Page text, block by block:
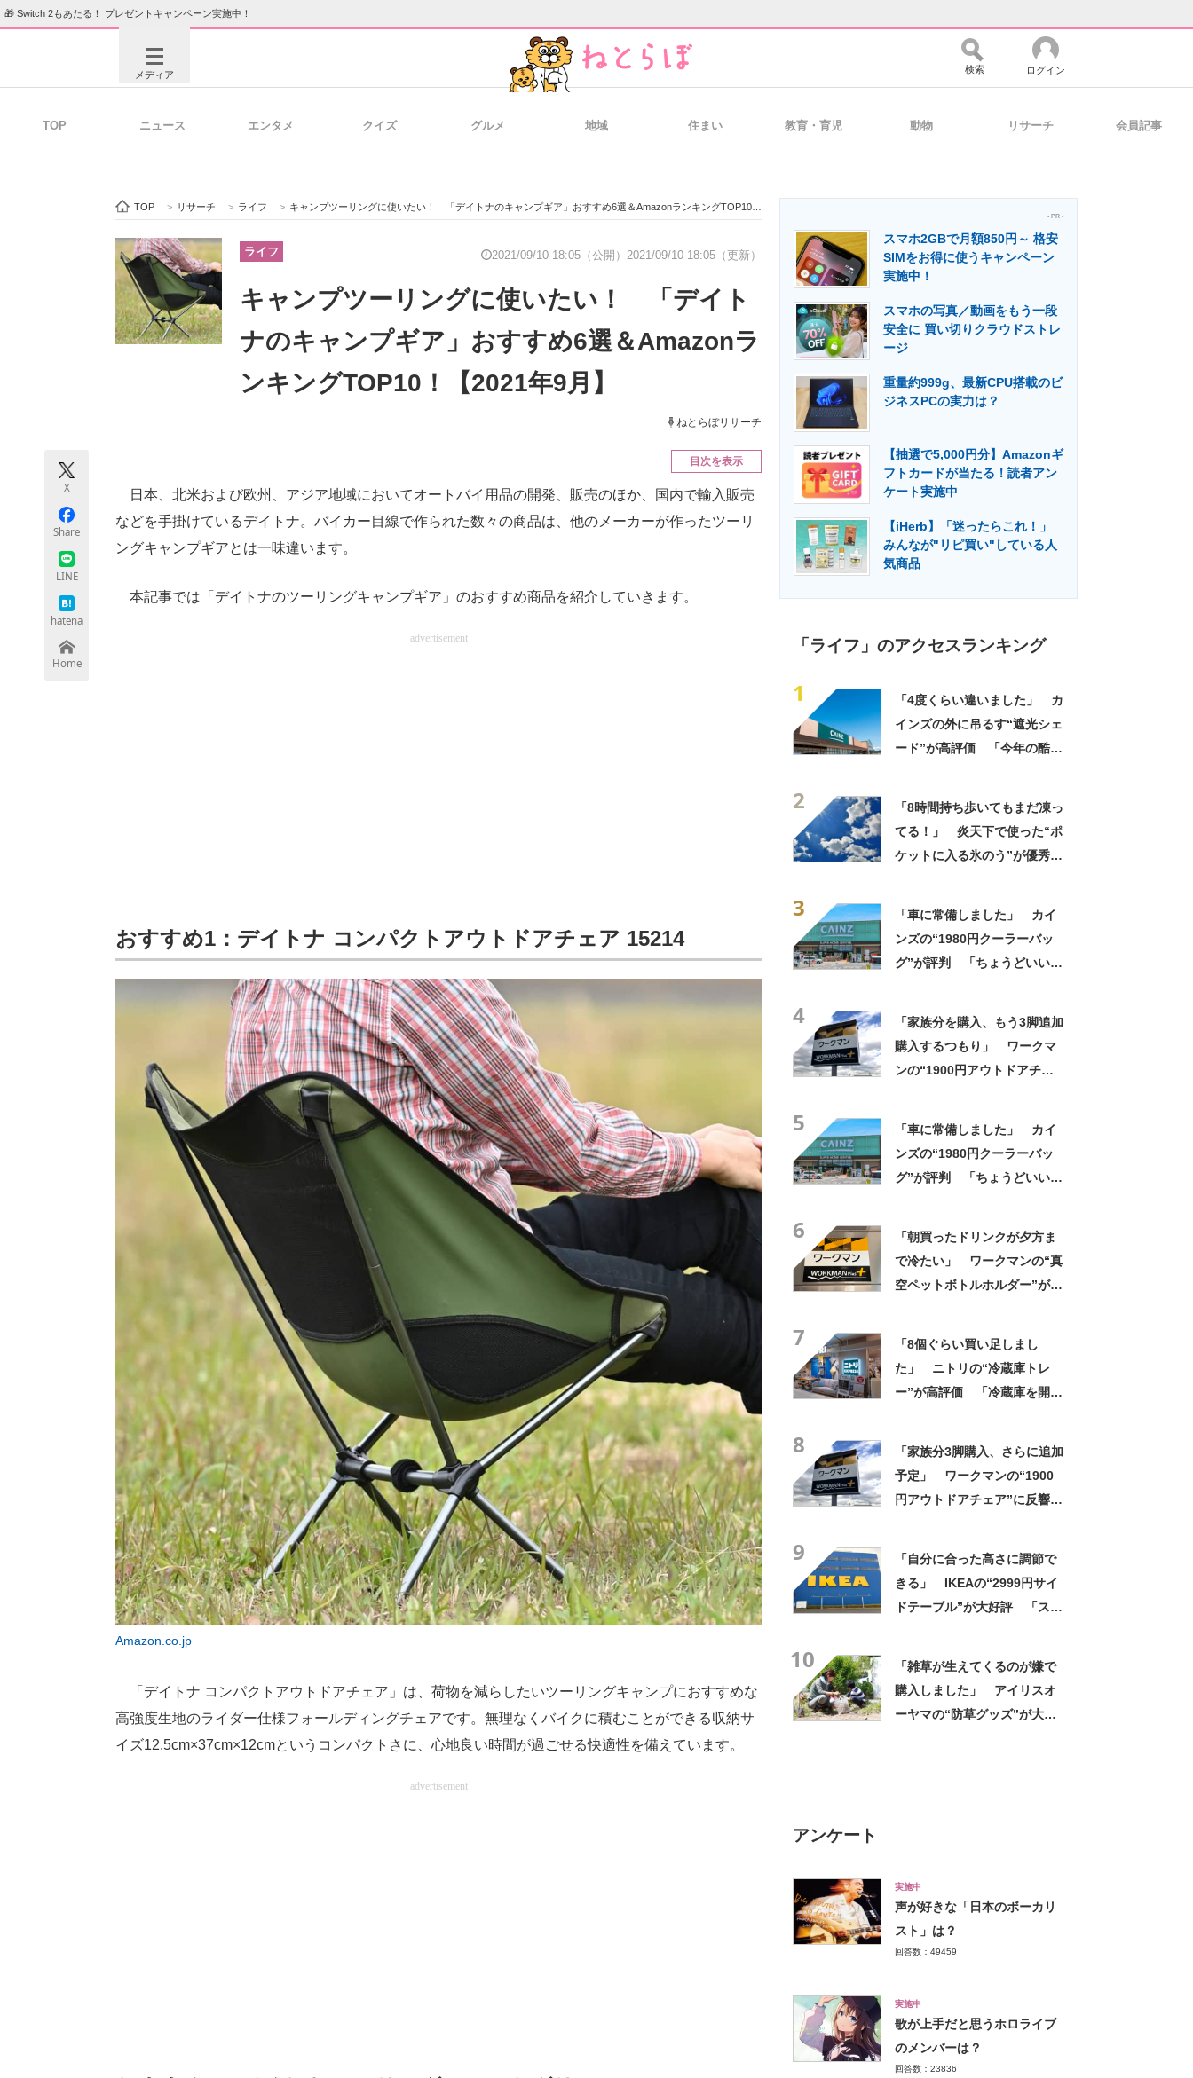
🎁 Switch 2もあたる！ プレゼントキャンペーン実施中！
メディア
ビジネスと働き方のヒント 経営リーダーのコミュニティ マーケ×ITの今がよく分かる
ITエンジニア向け専門サイト 企業向けIT製品の総合サイト 製造業のIT導入・活用を支援
エネルギーの専門メディア 建設×テクノロジーの最前線
ちょっと気になるネットの話題
検索 ログイン
TOP ニュース エンタメ クイズ グルメ 地域 住まい 教育・育児 動物 リサーチ 会員記事
TOP > リサーチ > ライフ > キャンプツーリングに使いたい！ 「デイトナのキャンプギア」おすすめ6選＆AmazonランキングTOP10！【2021年9月】
ライフ 2021/09/10 18:05（公開） 2021/09/10 18:05（更新）
キャンプツーリングに使いたい！ 「デイト
ナのキャンプギア」おすすめ6選＆Amazonラ
ンキングTOP10！【2021年9月】
ねとらぼリサーチ
X
Share
LINE
hatena
Home
目次を表示
日本、北米および欧州、アジア地域においてオートバイ用品の開発、販売のほか、国内で輸入販売
などを手掛けているデイトナ。バイカー目線で作られた数々の商品は、他のメーカーが作ったツーリ
ングキャンプギアとは一味違います。
本記事では「デイトナのツーリングキャンプギア」のおすすめ商品を紹介していきます。
advertisement
おすすめ1：デイトナ コンパクトアウトドアチェア 15214
Amazon.co.jp
「デイトナ コンパクトアウトドアチェア」は、荷物を減らしたいツーリングキャンプにおすすめな
高強度生地のライダー仕様フォールディングチェアです。無理なくバイクに積むことができる収納サ
イズ12.5cm×37cm×12cmというコンパクトさに、心地良い時間が過ごせる快適性を備えています。
advertisement
- PR -
スマホ2GBで月額850円～ 格安
SIMをお得に使うキャンペーン
実施中！
スマホの写真／動画をもう一段
安全に 買い切りクラウドストレ
ージ
重量約999g、最新CPU搭載のビ
ジネスPCの実力は？
【抽選で5,000円分】Amazonギ
フトカードが当たる！読者アン
ケート実施中
【iHerb】「迷ったらこれ！」
みんなが"リピ買い"している人
気商品
「ライフ」のアクセスランキング
1
「4度くらい違いました」 カ
インズの外に吊るす“遮光シェ
ード”が高評価 「今年の酷暑
2
「8時間持ち歩いてもまだ凍っ
てる！」 炎天下で使った“ポ
ケットに入る氷のう”が優秀す
3
「車に常備しました」 カイ
ンズの“1980円クーラーバッ
グ”が評判 「ちょうどいい大
4
「家族分を購入、もう3脚追加
購入するつもり」 ワークマ
ンの“1900円アウトドアチェ
5
「車に常備しました」 カイ
ンズの“1980円クーラーバッ
グ”が評判 「ちょうどいい大
6
「朝買ったドリンクが夕方ま
で冷たい」 ワークマンの“真
空ペットボトルホルダー”が大
7
「8個ぐらい買い足しまし
た」 ニトリの“冷蔵庫トレ
ー”が高評価 「冷蔵庫を開け
8
「家族分3脚購入、さらに追加
予定」 ワークマンの“1900
円アウトドアチェア”に反響
9
「自分に合った高さに調節で
きる」 IKEAの“2999円サイ
ドテーブル”が大好評 「スチ
10
「雑草が生えてくるのが嫌で
購入しました」 アイリスオ
ーヤマの“防草グッズ”が大人
アンケート
実施中
声が好きな「日本のボーカリ
スト」は？
回答数：49459
実施中
歌が上手だと思うホロライブ
のメンバーは？
回答数：23836